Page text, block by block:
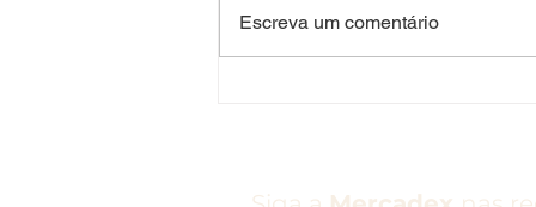
Escreva um comentário